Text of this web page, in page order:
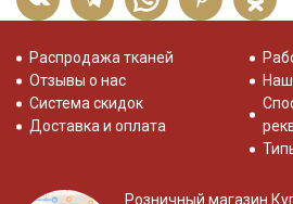
Распродажа тканей
Отзывы о нас
Система скидок
Доставка и оплата
Розничный магазин